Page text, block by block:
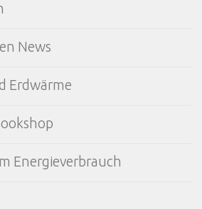
News
Erdwärme
Energieverbrauch